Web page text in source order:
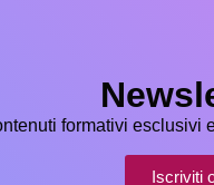
formativi
Iscriviti